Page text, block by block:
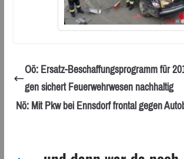
Oö: Ersatz-Beschaffungsprogramm für
gen sichert Feuerwehrwesen nachhaltig
Nö: Mit Pkw bei Ennsdorf frontal gegen